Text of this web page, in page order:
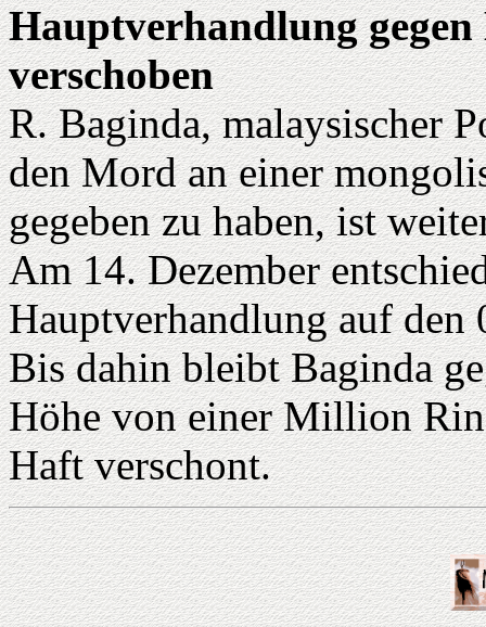
Hauptverhandlung
verschoben
R. Baginda, malaysischer
den Mord an einer
gegeben zu haben, ist
Am 14. Dezember
Hauptverhandlung auf den
Bis dahin bleibt Baginda
Höhe von einer Million
Haft verschont.